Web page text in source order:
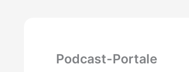
Podcast-Portale